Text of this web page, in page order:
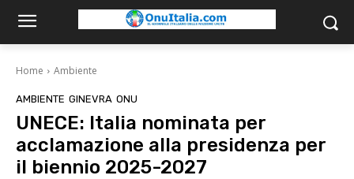
Home Ambiente
AMBIENTE GINEVRA ONU
UNECE: Italia nominata per
acclamazione alla presidenza per
il biennio 2025-2027